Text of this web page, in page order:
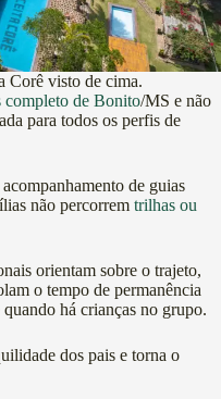
Corê visto de cima.
completo de Bonito/MS e não
para todos os perfis de
de guias
não percorrem trilhas ou
orientam sobre o trajeto,
o tempo de permanência
há crianças no grupo.
dos pais e torna o